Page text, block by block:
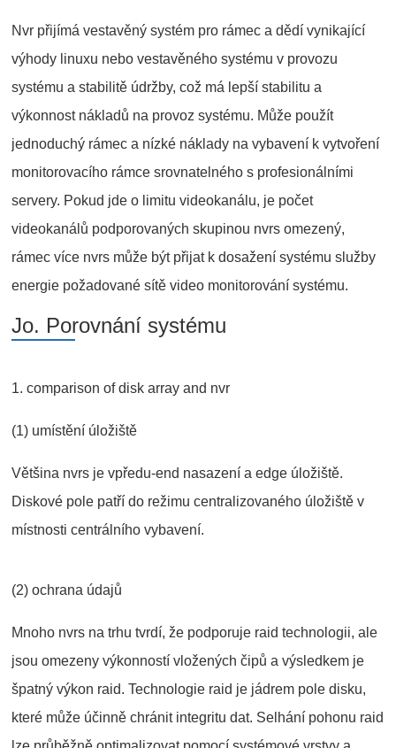
Nvr přijímá vestavěný systém pro rámec a dědí vynikající
výhody linuxu nebo vestavěného systému v provozu
systému a stabilitě údržby, což má lepší stabilitu a
výkonnost nákladů na provoz systému. Může použít
jednoduchý rámec a nízké náklady na vybavení k vytvoření
monitorovacího rámce srovnatelného s profesionálními
servery. Pokud jde o limitu videokanálu, je počet
videokanálů podporovaných skupinou nvrs omezený,
rámec více nvrs může být přijat k dosažení systému služby
energie požadované sítě video monitorování systému.
Jo. Porovnání systému
1. comparison of disk array and nvr
(1) umístění úložiště
Většina nvrs je vpředu-end nasazení a edge úložiště.
Diskové pole patří do režimu centralizovaného úložiště v
místnosti centrálního vybavení.
(2) ochrana údajů
Mnoho nvrs na trhu tvrdí, že podporuje raid technologii, ale
jsou omezeny výkonností vložených čipů a výsledkem je
špatný výkon raid. Technologie raid je jádrem pole disku,
které může účinně chránit integritu dat. Selhání pohonu raid